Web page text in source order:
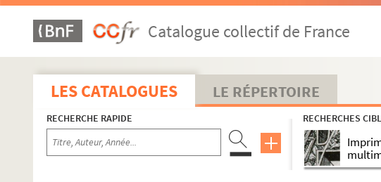
Catalogue collectif de France
LES CATALOGUES LE RÉPERTOIRE
RECHERCHE RAPIDE RECHERCHES